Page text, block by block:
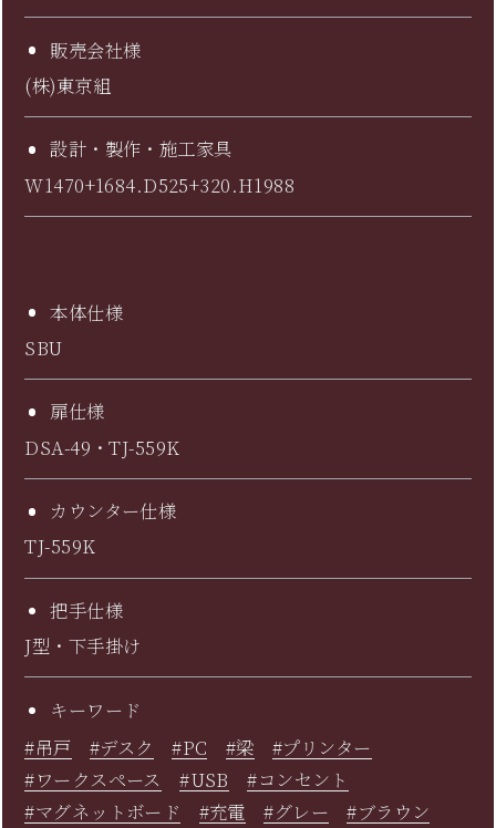
販売会社様
(株)東京組
設計・製作・施工家具
W1470+1684.D525+320.H1988
本体仕様
SBU
扉仕様
DSA-49・TJ-559K
カウンター仕様
TJ-559K
把手仕様
J型・下手掛け
キーワード
#吊戸
#デスク #PC #梁
#プリンター
#ワークスペース
#USB
#コンセント
#マグネットボード
#充電 #グレー
#ブラウン